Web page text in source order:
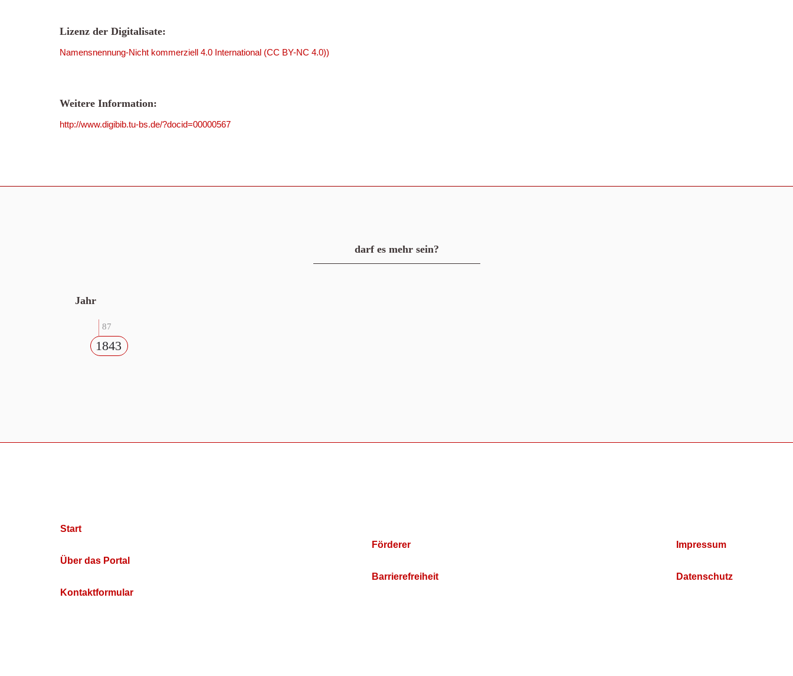
Lizenz der Digitalisate:
Namensnennung-Nicht kommerziell 4.0 International (CC BY-NC 4.0))
Weitere Information:
http://www.digibib.tu-bs.de/?docid=00000567
darf es mehr sein?
Jahr
87
1843
Start
Über das Portal
Kontaktformular
Förderer
Barrierefreiheit
Impressum
Datenschutz